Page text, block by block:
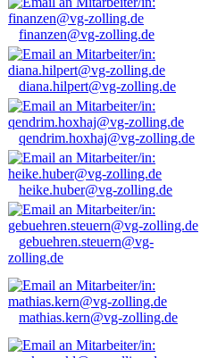
finanzen@vg-zolling.de
diana.hilpert@vg-zolling.de
qendrim.hoxhaj@vg-zolling.de
heike.huber@vg-zolling.de
gebuehren.steuern@vg-
zolling.de
mathias.kern@vg-zolling.de